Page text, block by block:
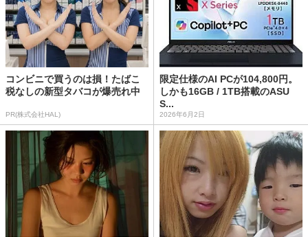
コンビニで買うのは損！たばこ
税なしの新型タバコが爆売れ中
PR(株式会社HAL)
限定仕様のAI PCが104,800円。
しかも16GB / 1TB搭載のASU
S...
2026年6月2日